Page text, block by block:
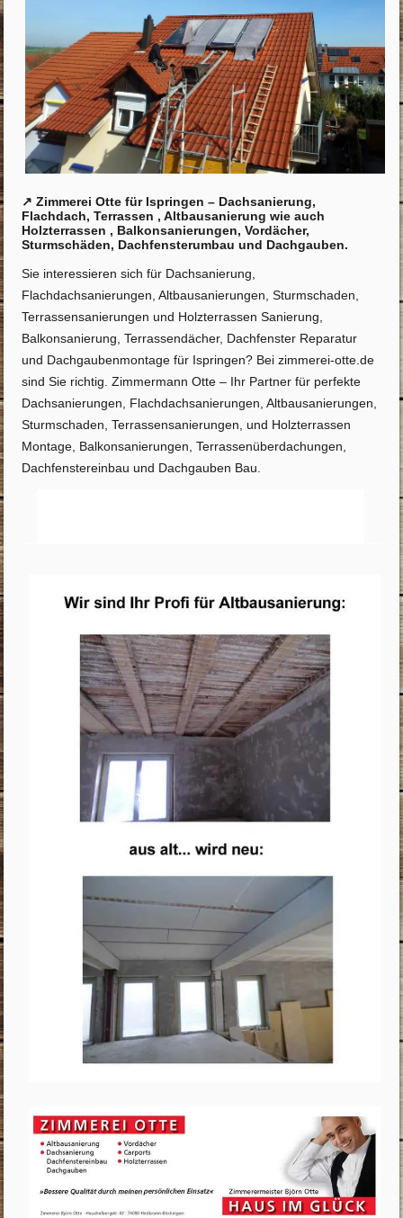
↗️ Zimmerei Otte für Ispringen – Dachsanierung,
Flachdach, Terrassen , Altbausanierung wie auch
Holzterrassen , Balkonsanierungen, Vordächer,
Sturmschäden, Dachfensterumbau und Dachgauben.
Sie interessieren sich für Dachsanierung,
Flachdachsanierungen, Altbausanierungen, Sturmschaden,
Terrassensanierungen und Holzterrassen Sanierung,
Balkonsanierung, Terrassendächer, Dachfenster Reparatur
und Dachgaubenmontage für Ispringen? Bei zimmerei-otte.de
sind Sie richtig. Zimmermann Otte – Ihr Partner für perfekte
Dachsanierungen, Flachdachsanierungen, Altbausanierungen,
Sturmschaden, Terrassensanierungen, und Holzterrassen
Montage, Balkonsanierungen, Terrassenüberdachungen,
Dachfenstereinbau und Dachgauben Bau.